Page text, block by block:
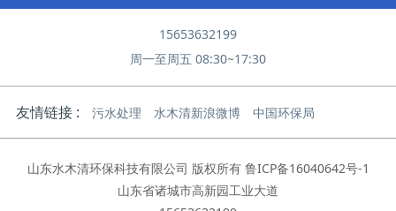
15653632199
周一至周五 08:30~17:30
友情链接 : 污水处理 水木清新浪微博 中国环保局
山东水木清环保科技有限公司 版权所有 鲁ICP备16040642号-1
山东省诸城市高新园工业大道